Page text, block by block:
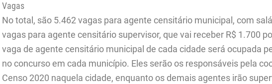
Vagas
No total, são 5.462 vagas para agente censitário municipal, com
vagas para agente censitário supervisor, que vai receber R$ 1.700
vaga de agente censitário municipal de cada cidade será ocupada
no concurso em cada município. Eles serão os responsáveis pela
Censo 2020 naquela cidade, enquanto os demais agentes irão